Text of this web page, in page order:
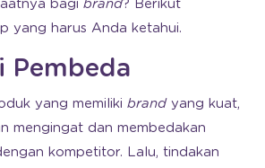
bagi brand? Berikut
yang harus Anda ketahui.
Pembeda
yang memiliki brand yang kuat,
mengingat dan membedakan
kompetitor. Lalu, tindakan